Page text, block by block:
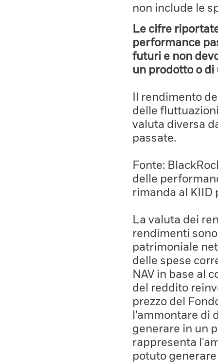
non include le
Le cifre
performance
futuri e non
un prodotto o di
Il rendimento
delle
valuta diversa
passate.
Fonte:
delle
rimanda al KIID
La valuta dei
rendimenti
patrimoniale
delle spese
NAV in base al
del reddito
prezzo del
l'ammontare di
generare in un
rappresenta
potuto